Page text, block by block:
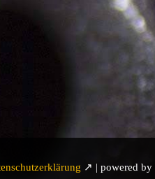
↗ | powered by